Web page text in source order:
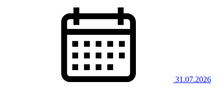
31.07.2026